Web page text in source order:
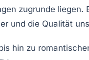
zugrunde liegen.
und die Qualität